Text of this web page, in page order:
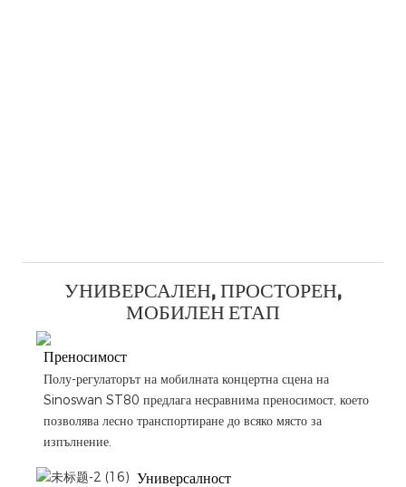
УНИВЕРСАЛЕН, ПРОСТОРЕН,
МОБИЛЕН ЕТАП
Преносимост
Полу-регулаторът на мобилната концертна сцена на
Sinoswan ST80 предлага несравнима преносимост, което
позволява лесно транспортиране до всяко място за
изпълнение.
Универсалност